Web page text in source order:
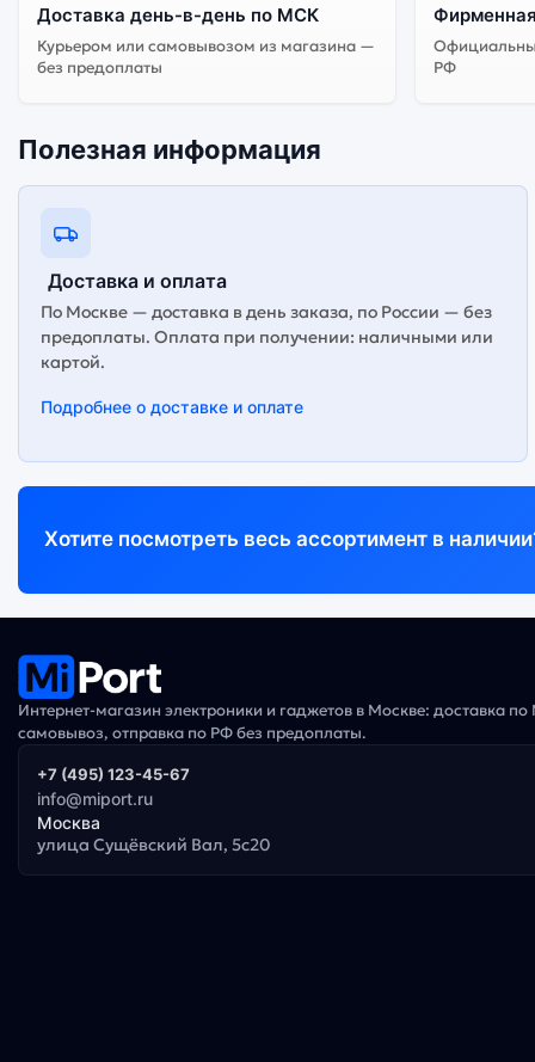
Существует китайская и глобальная версия смартфона Asus Zenfone 10 8Gb/256Gb Aurora Green (Зелёный). Мы рекомендуем выбирать глобальной версию — она полностью
адаптирована и поддерживает все сервисы. Китайская
Доставка день-в-день по МСК
Курьером или самовывозом из магазина —
без предоплаты
РФ
Полезная информация
Доставка и оплата
По Москве — доставка в день заказа, по России — без
предоплаты. Оплата при получении: наличными или
картой.
Подробнее о доставке и оплате
Хотите посмотреть весь ассортимент в
Интернет-магазин электроники и гаджетов в Москве: доставка по
самовывоз, отправка по РФ без предоплаты.
+7 (495) 123-45-67
info@miport.ru
Москва
улица Сущёвский Вал, 5с20